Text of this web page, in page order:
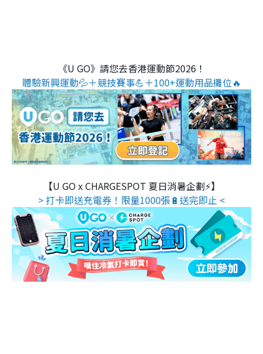
《U GO》請您去香港運動節2026！
體驗新興運動💦＋競技賽事💪＋100+運動用品攤位🔥
【U GO x CHARGESPOT 夏日消暑企劃⚡】
> 打卡即送充電券！限量1000張🔋送完即止 <